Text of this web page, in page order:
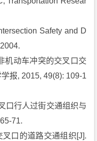
Safety and D
机动车冲突的交叉口交
报, 2015, 49(8): 109-1
口行人过街交通组织与
71.
口的道路交通组织[J].